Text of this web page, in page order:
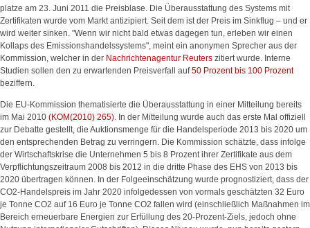
platze am 23. Juni 2011 die Preisblase. Die Überausstattung des Systems mit
Zertifikaten wurde vom Markt antizipiert. Seit dem ist der Preis im Sinkflug – und er
wird weiter sinken. "Wenn wir nicht bald etwas dagegen tun, erleben wir einen
Kollaps des Emissionshandelssystems", meint ein anonymen Sprecher aus der
Kommission, welcher in der Nachrichtenagentur Reuters zitiert wurde. Interne
Studien sollen den zu erwartenden Preisverfall auf50 Prozent bis 100 Prozent
beziffern.
Die EU-Kommission thematisierte die Überausstattung in einer Mitteilung bereits
im Mai 2010 (KOM(2010) 265) . In der Mitteilung wurde auch das erste Mal offiziell
zur Debatte gestellt, die Auktionsmenge für die Handelsperiode 2013 bis 2020 um
den entsprechenden Betrag zu verringern. Die Kommission schätzte, dass infolge
der Wirtschaftskrise die Unternehmen 5 bis 8 Prozent ihrer Zertifikate aus dem
Verpflichtungszeitraum 2008 bis 2012 in die dritte Phase des EHS von 2013 bis
2020 übertragen können. In der Folgeeinschätzung wurde prognostiziert, dass der
CO2-Handelspreis im Jahr 2020 infolgedessen von vormals geschätzten 32 Euro
je Tonne CO2 auf 16 Euro je Tonne CO2 fallen wird (einschließlich Maßnahmen im
Bereich erneuerbare Energien zur Erfüllung des 20-Prozent-Ziels, jedoch ohne